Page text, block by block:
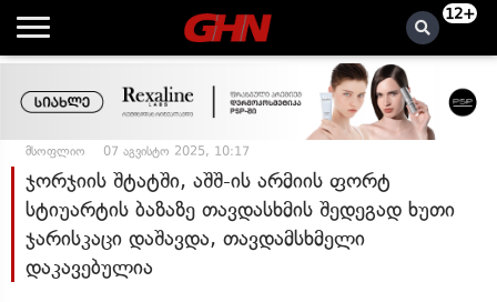
12+
მსოფლიო 07 აგვისტო 2025, 10:17
ჯორჯიის შტატში, აშშ-ის არმიის ფორტ
სტიუარტის ბაზაზე თავდასხმის შედეგად ხუთი
ჯარისკაცი დაშავდა, თავდამსხმელი
დაკავებულია